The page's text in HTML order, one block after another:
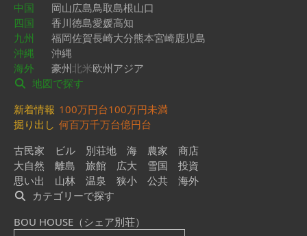
中国
岡山広島鳥取島根山口
四国
香川徳島愛媛高知
九州
福岡佐賀長崎大分熊本宮崎鹿児島
沖縄
沖縄
海外
豪州北米欧州アジア
地図で探す
新着情報 100万円台100万円未満
掘り出し 何百万千万台億円台
古民家
ビル 別荘地 海 農家
商店
大自然
離島 旅館 広大 雪国
投資
思い出
山林 温泉 狭小 公共
海外
カテゴリーで探す
BOU HOUSE（シェア別荘）